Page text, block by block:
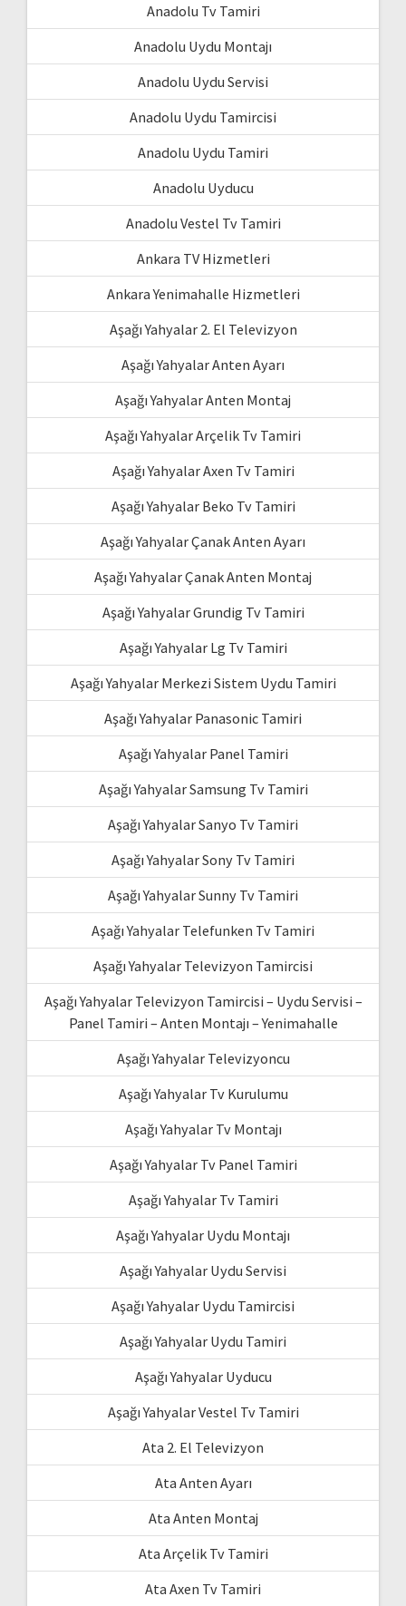
Anadolu Tv Tamiri
Anadolu Uydu Montajı
Anadolu Uydu Servisi
Anadolu Uydu Tamircisi
Anadolu Uydu Tamiri
Anadolu Uyducu
Anadolu Vestel Tv Tamiri
Ankara TV Hizmetleri
Ankara Yenimahalle Hizmetleri
Aşağı Yahyalar 2. El Televizyon
Aşağı Yahyalar Anten Ayarı
Aşağı Yahyalar Anten Montaj
Aşağı Yahyalar Arçelik Tv Tamiri
Aşağı Yahyalar Axen Tv Tamiri
Aşağı Yahyalar Beko Tv Tamiri
Aşağı Yahyalar Çanak Anten Ayarı
Aşağı Yahyalar Çanak Anten Montaj
Aşağı Yahyalar Grundig Tv Tamiri
Aşağı Yahyalar Lg Tv Tamiri
Aşağı Yahyalar Merkezi Sistem Uydu Tamiri
Aşağı Yahyalar Panasonic Tamiri
Aşağı Yahyalar Panel Tamiri
Aşağı Yahyalar Samsung Tv Tamiri
Aşağı Yahyalar Sanyo Tv Tamiri
Aşağı Yahyalar Sony Tv Tamiri
Aşağı Yahyalar Sunny Tv Tamiri
Aşağı Yahyalar Telefunken Tv Tamiri
Aşağı Yahyalar Televizyon Tamircisi
Aşağı Yahyalar Televizyon Tamircisi – Uydu Servisi –
Panel Tamiri – Anten Montajı – Yenimahalle
Aşağı Yahyalar Televizyoncu
Aşağı Yahyalar Tv Kurulumu
Aşağı Yahyalar Tv Montajı
Aşağı Yahyalar Tv Panel Tamiri
Aşağı Yahyalar Tv Tamiri
Aşağı Yahyalar Uydu Montajı
Aşağı Yahyalar Uydu Servisi
Aşağı Yahyalar Uydu Tamircisi
Aşağı Yahyalar Uydu Tamiri
Aşağı Yahyalar Uyducu
Aşağı Yahyalar Vestel Tv Tamiri
Ata 2. El Televizyon
Ata Anten Ayarı
Ata Anten Montaj
Ata Arçelik Tv Tamiri
Ata Axen Tv Tamiri